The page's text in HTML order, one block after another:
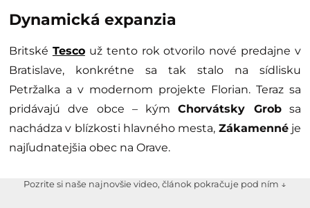
Dynamická expanzia
Britské Tescouž tento rok otvorilo nové predajne v
Bratislave, konkrétne sa tak stalo na sídlisku
Petržalka a v modernom projekte Florian. Teraz sa
pridávajú dve obce – kýmChorvátsky Grobsa
nachádza v blízkosti hlavného mesta, Zákamennéje
najľudnatejšia obec na Orave.
Pozrite si naše najnovšie video, článok pokračuje pod ním ↓